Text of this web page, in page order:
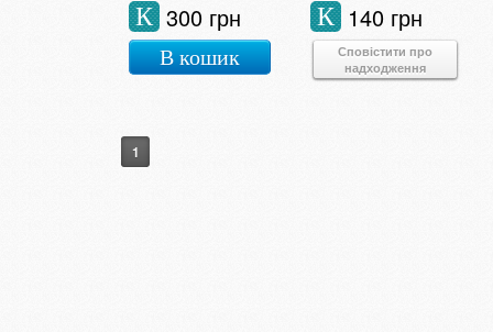
300 грн
К
В кошик
140 грн
К
Сповістити про
надходження
1